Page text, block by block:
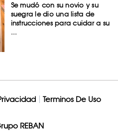
Se mudó con su novio y su
suegra le dio una lista de
instrucciones para cuidar a su
...
Terminos De Uso
REBAN